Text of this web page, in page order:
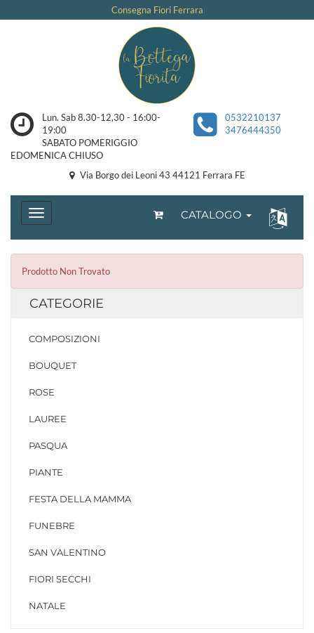
Consegna Fiori Ferrara
Lun. Sab 8.30-12,30 - 16:00-
19:00
SABATO POMERIGGIO
EDOMENICA CHIUSO
0532210137
3476444350
Via Borgo dei Leoni 43 44121 Ferrara FE
CATALOGO
Prodotto Non Trovato
CATEGORIE
COMPOSIZIONI
BOUQUET
ROSE
LAUREE
PASQUA
PIANTE
FESTA DELLA MAMMA
FUNEBRE
SAN VALENTINO
FIORI SECCHI
NATALE